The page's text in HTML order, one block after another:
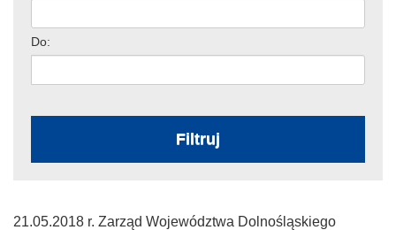
Do:
Filtruj
21.05.2018 r. Zarząd Województwa Dolnośląskiego